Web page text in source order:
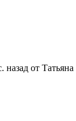
назад от Татьяна